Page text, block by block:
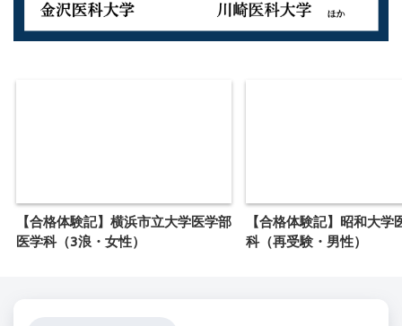
【合格体験記】横浜市立大学医学部
医学科（3浪・女性）
【合格体験記】昭和大学
科（再受験・男性）